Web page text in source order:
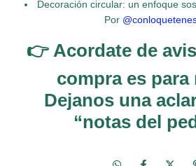
Decoración circular: un enfoque
Por
👉 Acordate de
compra es para
Dejanos una
“notas del